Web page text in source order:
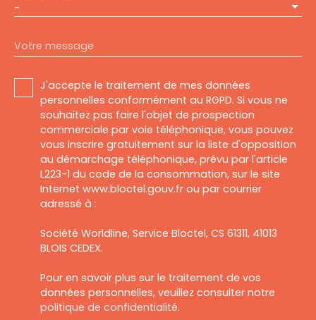
-
Votre message
J'accepte le traitement de mes données
personnelles conformément au RGPD. Si vous ne
souhaitez pas faire l'objet de prospection
commerciale par voie téléphonique, vous pouvez
vous inscrire gratuitement sur la liste d'opposition
au démarchage téléphonique, prévu par l'article
L223-1 du code de la consommation, sur le site
Internet www.bloctel.gouv.fr ou par courrier
adressé à :
Société Worldline, Service Bloctel, CS 61311, 41013
BLOIS CEDEX.
Pour en savoir plus sur le traitement de vos
données personnelles, veuillez consulter notre
politique de confidentialité.